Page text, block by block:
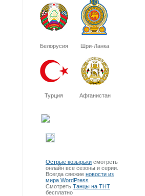
Белорусия Шри-Ланка
Турция Афганистан
Острые козырьки смотреть
онлайн все сезоны и серии.
Всегда свежие новости из
мира WordPress
Смотреть Танцы на ТНТ
бесплатно